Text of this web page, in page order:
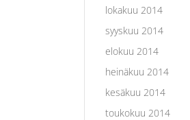
lokakuu 2014
syyskuu 2014
elokuu 2014
heinäkuu 2014
kesäkuu 2014
toukokuu 2014